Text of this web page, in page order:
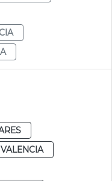
VALENCIA